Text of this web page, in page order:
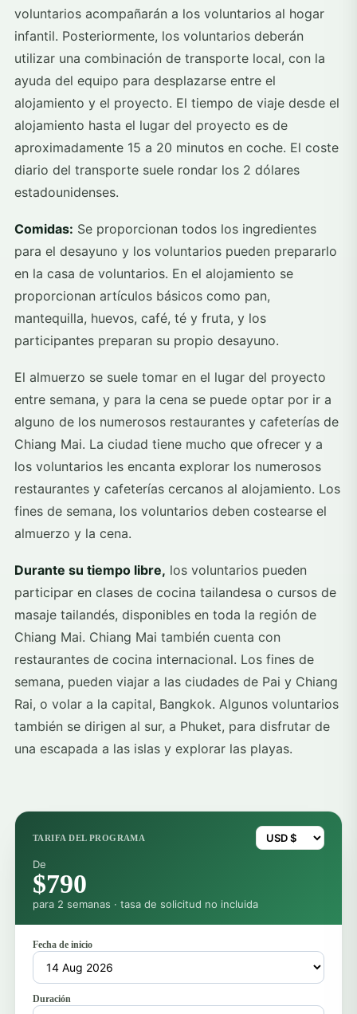
voluntarios acompañarán a los voluntarios al hogar
infantil. Posteriormente, los voluntarios deberán
utilizar una combinación de transporte local, con la
ayuda del equipo para desplazarse entre el
alojamiento y el proyecto. El tiempo de viaje desde el
alojamiento hasta el lugar del proyecto es de
aproximadamente 15 a 20 minutos en coche. El coste
diario del transporte suele rondar los 2 dólares
estadounidenses.
Comidas: Se proporcionan todos los ingredientes
para el desayuno y los voluntarios pueden prepararlo
en la casa de voluntarios. En el alojamiento se
proporcionan artículos básicos como pan,
mantequilla, huevos, café, té y fruta, y los
participantes preparan su propio desayuno.
El almuerzo se suele tomar en el lugar del proyecto
entre semana, y para la cena se puede optar por ir a
alguno de los numerosos restaurantes y cafeterías de
Chiang Mai. La ciudad tiene mucho que ofrecer y a
los voluntarios les encanta explorar los numerosos
restaurantes y cafeterías cercanos al alojamiento. Los
fines de semana, los voluntarios deben costearse el
almuerzo y la cena.
Durante su tiempo libre, los voluntarios pueden
participar en clases de cocina tailandesa o cursos de
masaje tailandés, disponibles en toda la región de
Chiang Mai. Chiang Mai también cuenta con
restaurantes de cocina internacional. Los fines de
semana, pueden viajar a las ciudades de Pai y Chiang
Rai, o volar a la capital, Bangkok. Algunos voluntarios
también se dirigen al sur, a Phuket, para disfrutar de
una escapada a las islas y explorar las playas.
TARIFA DEL PROGRAMA
De
$790
para 2 semanas · tasa de solicitud no incluida
Fecha de inicio
Duración